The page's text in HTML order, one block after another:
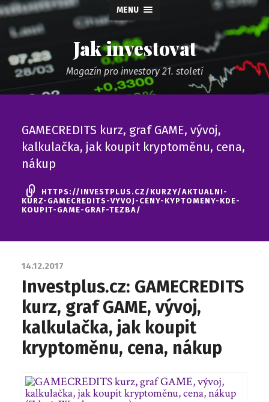
MENU
Jak investovat
Magazín pro investory 21. století
GAMECREDITS kurz, graf GAME, vývoj,
kalkulačka, jak koupit kryptoměnu, cena,
nákup
HTTPS://INVESTPLUS.CZ/KURZY/AKTUALNI-
KURZ-GAMECREDITS-VYVOJ-CENY-KYPTOMENY-KDE-
KOUPIT-GAME-GRAF-TEZBA/
14.12.2017
Investplus.cz: GAMECREDITS
kurz, graf GAME, vývoj,
kalkulačka, jak koupit
kryptoměnu, cena, nákup